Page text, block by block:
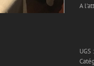
A
UGS :